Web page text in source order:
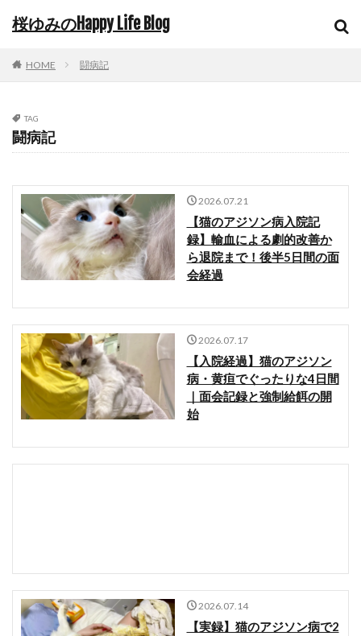
桜ゆみのHappy Life Blog
HOME 闘病記
TAG
闘病記
2026.07.21
【猫のアジソン病入院記
録】輸血による劇的改善か
ら退院まで！後半5日間の面
会経過
2026.07.17
【入院経過】猫のアジソン
病・黄疸でぐったりな4日間
｜面会記録と強制給餌の開
始
2026.07.14
【実録】猫のアジソン病で2